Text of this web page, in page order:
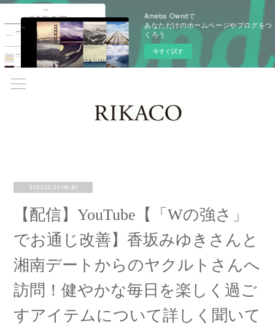
Ameba Owndで
あなただけのホームページやブログをつ
くろう
今すぐ試す
2023.12.23 08:40
【配信】YouTube【「Wの強さ」
でお通じ改善】香坂みゆきさんと
湘南デートからのヤクルトさんへ
訪問！健やかな毎日を楽しく過ご
すアイテムについて詳しく聞いて